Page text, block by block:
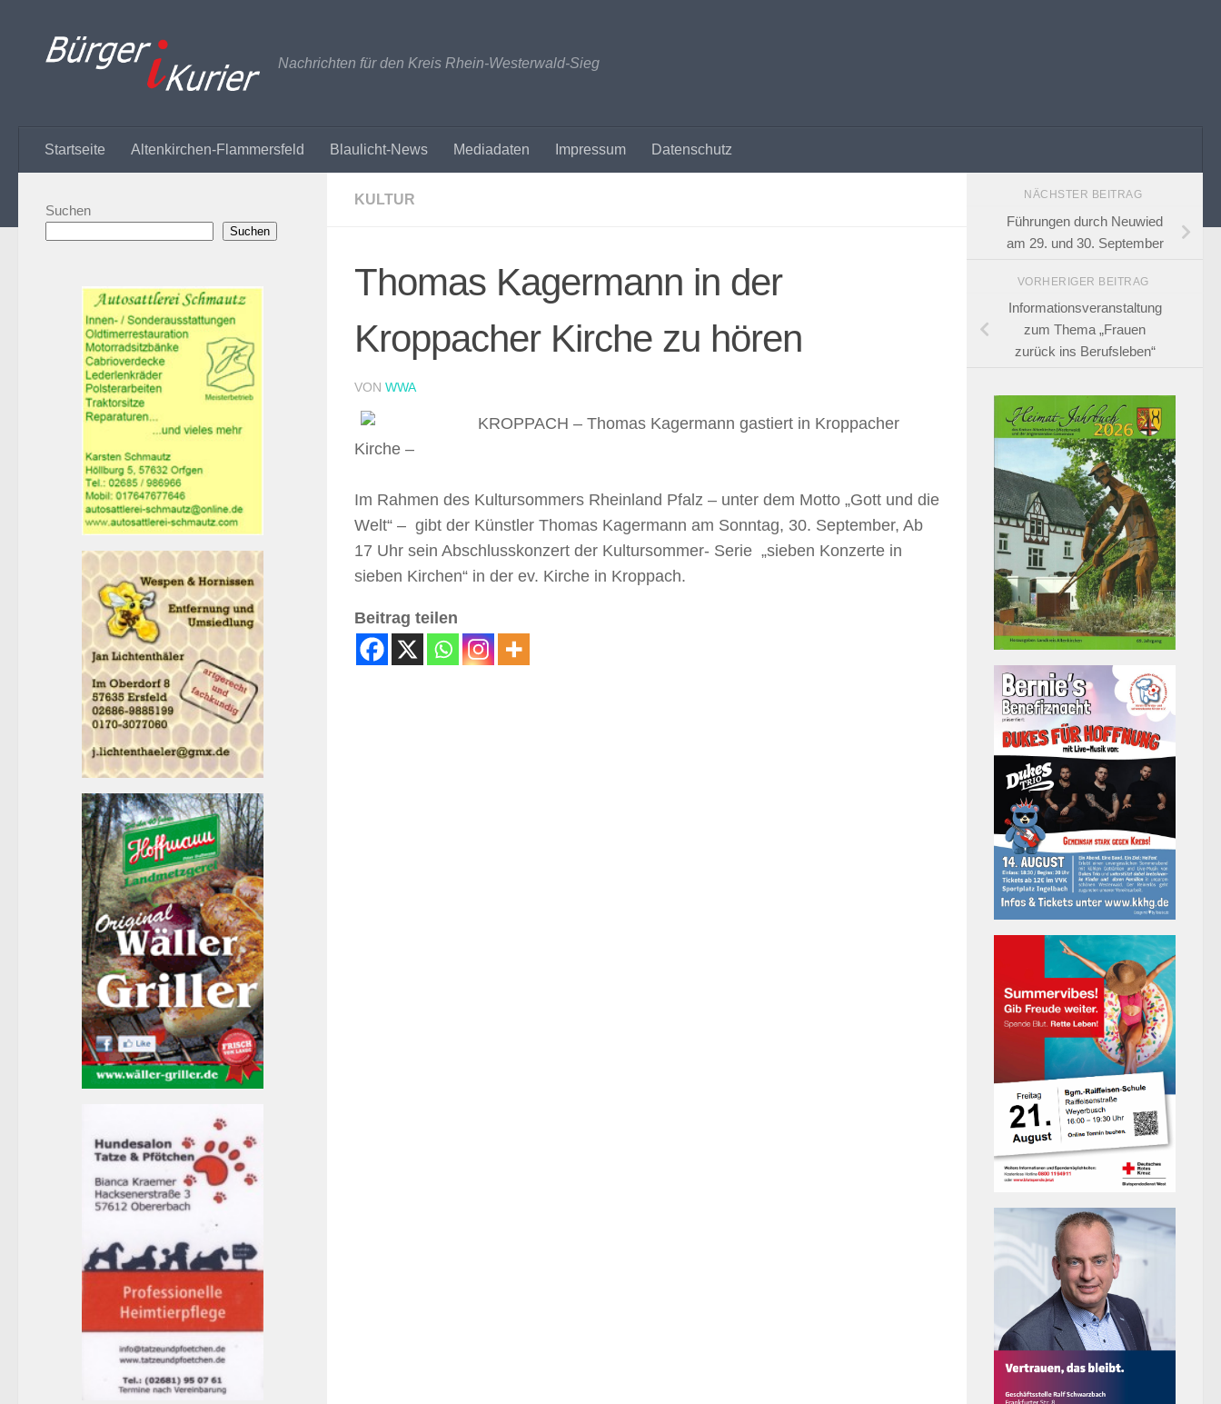
Nachrichten für den Kreis Rhein-Westerwald-Sieg
Startseite Altenkirchen-Flammersfeld Blaulicht-News Mediadaten Impressum Datenschutz
KULTUR
Thomas Kagermann in der
Kroppacher Kirche zu hören
VON WWA
KROPPACH – Thomas Kagermann gastiert in Kroppacher
Kirche –
Im Rahmen des Kultursommers Rheinland Pfalz – unter dem Motto „Gott und die
Welt“ – gibt der Künstler Thomas Kagermann am Sonntag, 30. September, Ab
17 Uhr sein Abschlusskonzert der Kultursommer- Serie „sieben Konzerte in
sieben Kirchen“ in der ev. Kirche in Kroppach.
Beitrag teilen
Suchen
Suchen
NÄCHSTER BEITRAG
Führungen durch Neuwied
am 29. und 30. September
VORHERIGER BEITRAG
Informationsveranstaltung
zum Thema „Frauen
zurück ins Berufsleben“